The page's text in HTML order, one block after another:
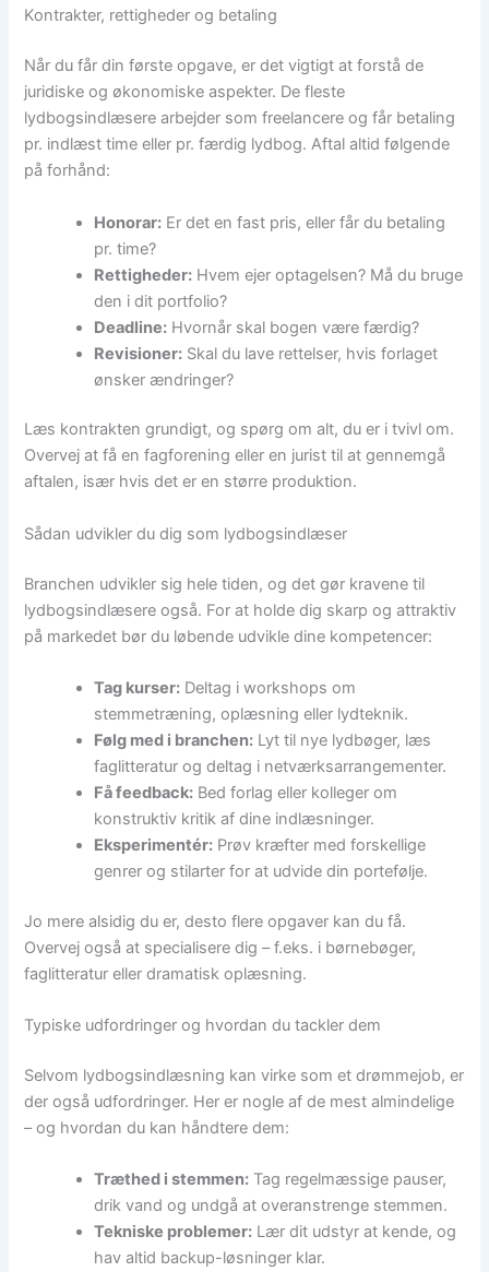
Kontrakter, rettigheder og betaling
Når du får din første opgave, er det vigtigt at forstå de
juridiske og økonomiske aspekter. De fleste
lydbogsindlæsere arbejder som freelancere og får betaling
pr. indlæst time eller pr. færdig lydbog. Aftal altid følgende
på forhånd:
Honorar: Er det en fast pris, eller får du betaling
pr. time?
Rettigheder: Hvem ejer optagelsen? Må du bruge
den i dit portfolio?
Deadline: Hvornår skal bogen være færdig?
Revisioner: Skal du lave rettelser, hvis forlaget
ønsker ændringer?
Læs kontrakten grundigt, og spørg om alt, du er i tvivl om.
Overvej at få en fagforening eller en jurist til at gennemgå
aftalen, især hvis det er en større produktion.
Sådan udvikler du dig som lydbogsindlæser
Branchen udvikler sig hele tiden, og det gør kravene til
lydbogsindlæsere også. For at holde dig skarp og attraktiv
på markedet bør du løbende udvikle dine kompetencer:
Tag kurser: Deltag i workshops om
stemmetræning, oplæsning eller lydteknik.
Følg med i branchen: Lyt til nye lydbøger, læs
faglitteratur og deltag i netværksarrangementer.
Få feedback: Bed forlag eller kolleger om
konstruktiv kritik af dine indlæsninger.
Eksperimentér: Prøv kræfter med forskellige
genrer og stilarter for at udvide din portefølje.
Jo mere alsidig du er, desto flere opgaver kan du få.
Overvej også at specialisere dig – f.eks. i børnebøger,
faglitteratur eller dramatisk oplæsning.
Typiske udfordringer og hvordan du tackler dem
Selvom lydbogsindlæsning kan virke som et drømmejob, er
der også udfordringer. Her er nogle af de mest almindelige
– og hvordan du kan håndtere dem:
Træthed i stemmen: Tag regelmæssige pauser,
drik vand og undgå at overanstrenge stemmen.
Tekniske problemer: Lær dit udstyr at kende, og
hav altid backup-løsninger klar.